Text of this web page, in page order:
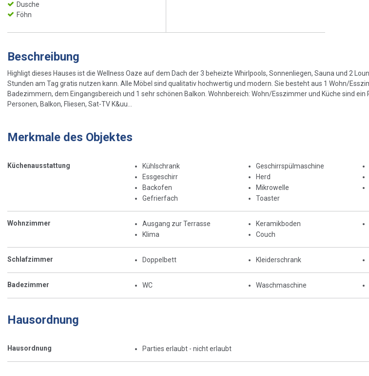
Dusche
Föhn
Beschreibung
Highligt dieses Hauses ist die Wellness Oaze auf dem Dach der 3 beheizte Whirlpools, Sonnenliegen, Sauna und 2
Stunden am Tag gratis nutzen kann. Alle Möbel sind qualitativ hochwertig und modern. Sie besteht aus 1 Wohn/
Badezimmern, dem Eingangsbereich und 1 sehr schönen Balkon. Wohnbereich: Wohn/Esszimmer und Küche sind
Personen, Balkon, Fliesen, Sat-TV K&uu...
Merkmale des Objektes
Küchenausstattung
Kühlschrank
Essgeschirr
Backofen
Gefrierfach
Geschirrspülmaschine
Herd
Mikrowelle
Toaster
Wohnzimmer
Ausgang zur Terrasse
Klima
Keramikboden
Couch
Schlafzimmer Doppelbett Kleiderschrank
Badezimmer WC Waschmaschine
Hausordnung
Hausordnung Parties erlaubt - nicht erlaubt